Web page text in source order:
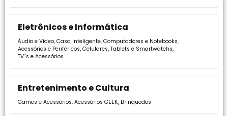
Eletrônicos e Informática
Áudio e Vídeo, Casa Inteligente, Computadores e Notebooks,
Acessórios e Periféricos, Celulares, Tablets e Smartwatchs,
TV´s e Acessórios
Entretenimento e Cultura
Games e Acessórios, Acessórios GEEK, Brinquedos